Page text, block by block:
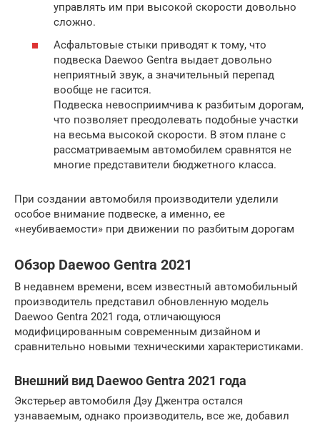
управлять им при высокой скорости довольно
сложно.
Асфальтовые стыки приводят к тому, что
подвеска Daewoo Gentra выдает довольно
неприятный звук, а значительный перепад
вообще не гасится.
Подвеска невосприимчива к разбитым дорогам,
что позволяет преодолевать подобные участки
на весьма высокой скорости. В этом плане с
рассматриваемым автомобилем сравнятся не
многие представители бюджетного класса.
При создании автомобиля производители уделили
особое внимание подвеске, а именно, ее
«неубиваемости» при движении по разбитым дорогам
Обзор Daewoo Gentra 2021
В недавнем времени, всем известный автомобильный
производитель представил обновленную модель
Daewoo Gentra 2021 года, отличающуюся
модифицированным современным дизайном и
сравнительно новыми техническими характеристиками.
Внешний вид Daewoo Gentra 2021 года
Экстерьер автомобиля Дэу Джентра остался
узнаваемым, однако производитель, все же, добавил